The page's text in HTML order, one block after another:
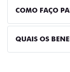
COMO FAÇO
QUAIS OS